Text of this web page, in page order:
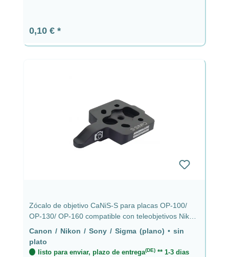
Precio normal:
0,10 €
Zócalo de objetivo CaNiS-S para placas OP-100/
OP-130/ OP-160 compatible con teleobjetivos Nikon,
Canon, Sony y Sigma sin placa - CaNiS-S (plano)
Canon / Nikon / Sony / Sigma (plano) • sin
plato
listo para enviar, plazo de entrega(DE) ** 1-3 dias